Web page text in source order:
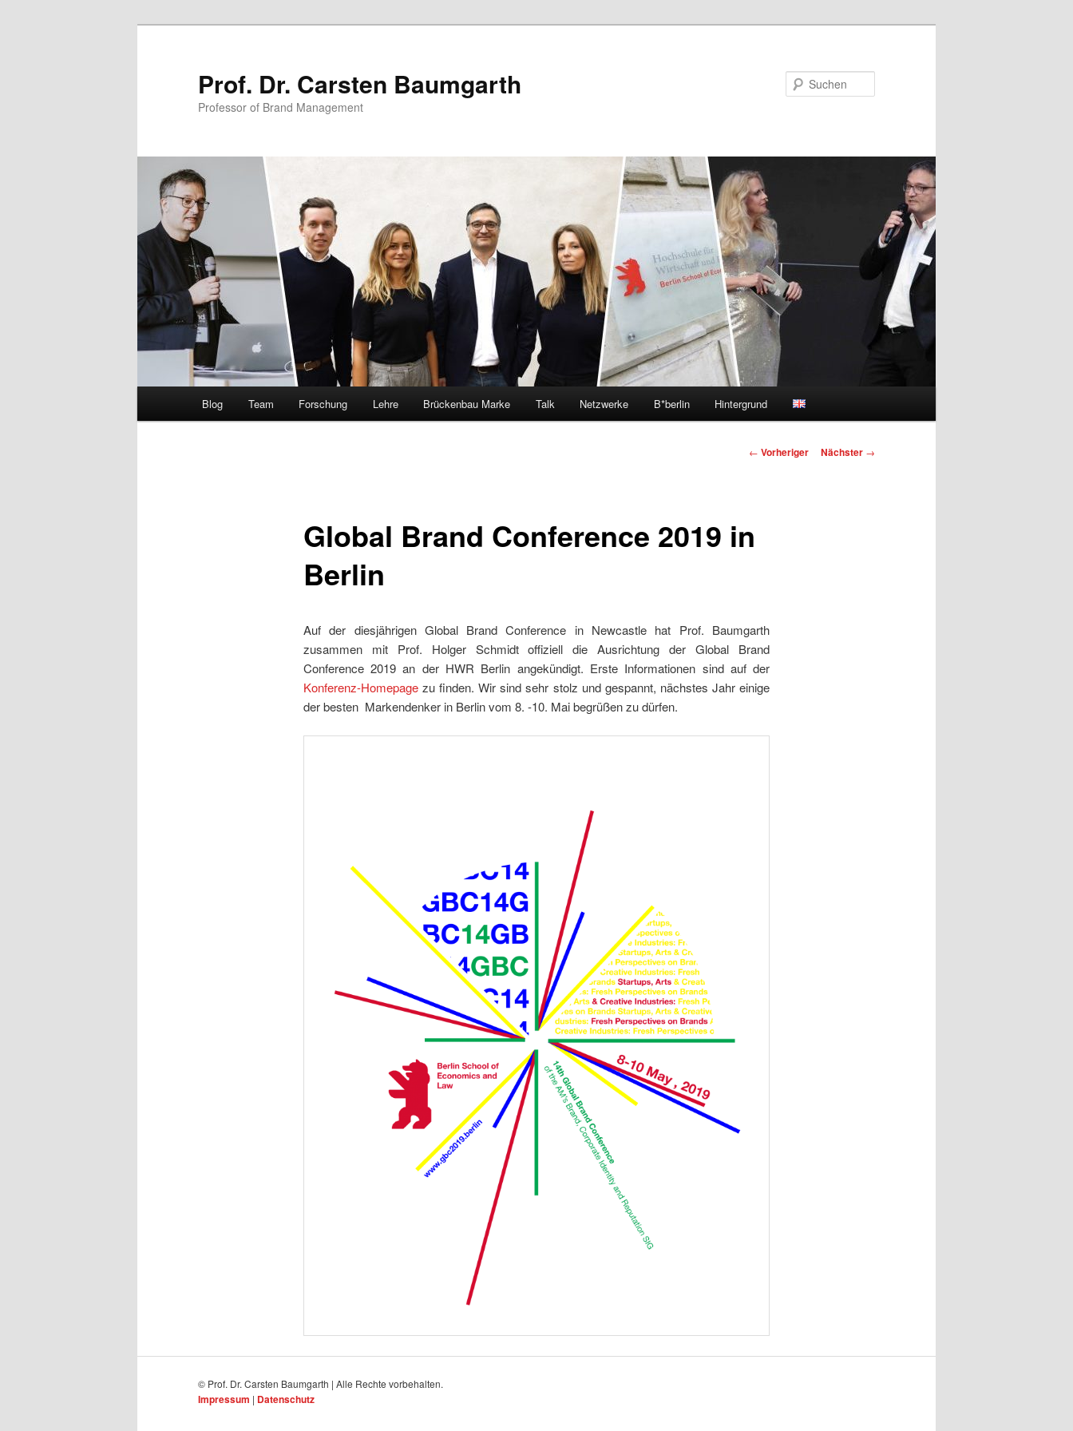
Prof. Dr. Carsten Baumgarth
Professor of Brand Management
Blog Team Forschung Lehre Brückenbau Marke Talk Netzwerke B*berlin Hintergrund
Beitragsnavigation
← Vorheriger Nächster →
Global Brand Conference 2019 in
Berlin
Auf der diesjährigen Global Brand Conference in Newcastle hat Prof. Baumgarth
zusammen mit Prof. Holger Schmidt offiziell die Ausrichtung der Global Brand
Conference 2019 an der HWR Berlin angekündigt. Erste Informationen sind auf der
Konferenz-Homepage zu finden. Wir sind sehr stolz und gespannt, nächstes Jahr einige
der besten Markendenker in Berlin vom 8. -10. Mai begrüßen zu dürfen.
© Prof. Dr. Carsten Baumgarth | Alle Rechte vorbehalten.
Impressum | Datenschutz